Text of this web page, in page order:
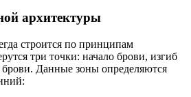
архитектуры
строится по принципам
три точки: начало брови, изгиб
Данные зоны определяются